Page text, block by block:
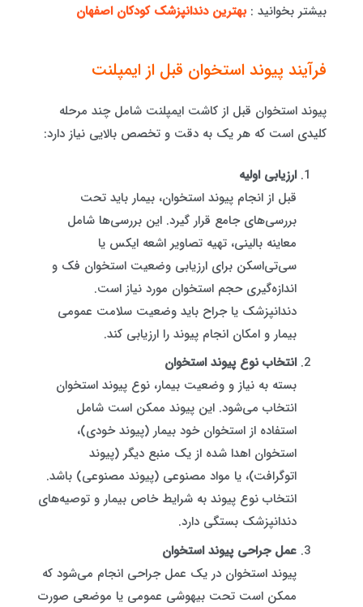
بیشتر بخوانید : بهترین دندانپزشک کودکان اصفهان
فرآیند پیوند استخوان قبل از ایمپلنت
پیوند استخوان قبل از کاشت ایمپلنت شامل چند مرحله
کلیدی است که هر یک به دقت و تخصص بالایی نیاز دارد:
ارزیابی اولیه
قبل از انجام پیوند استخوان، بیمار باید تحت
بررسی‌های جامع قرار گیرد. این بررسی‌ها شامل
معاینه بالینی، تهیه تصاویر اشعه ایکس یا
سی‌تی‌اسکن برای ارزیابی وضعیت استخوان فک و
اندازه‌گیری حجم استخوان مورد نیاز است.
دندانپزشک یا جراح باید وضعیت سلامت عمومی
بیمار و امکان انجام پیوند را ارزیابی کند.
انتخاب نوع پیوند استخوان
بسته به نیاز و وضعیت بیمار، نوع پیوند استخوان
انتخاب می‌شود. این پیوند ممکن است شامل
استفاده از استخوان خود بیمار (پیوند خودی)،
استخوان اهدا شده از یک منبع دیگر (پیوند
اتوگرافت)، یا مواد مصنوعی (پیوند مصنوعی) باشد.
انتخاب نوع پیوند به شرایط خاص بیمار و توصیه‌های
دندانپزشک بستگی دارد.
عمل جراحی پیوند استخوان
پیوند استخوان در یک عمل جراحی انجام می‌شود که
ممکن است تحت بیهوشی عمومی یا موضعی صورت